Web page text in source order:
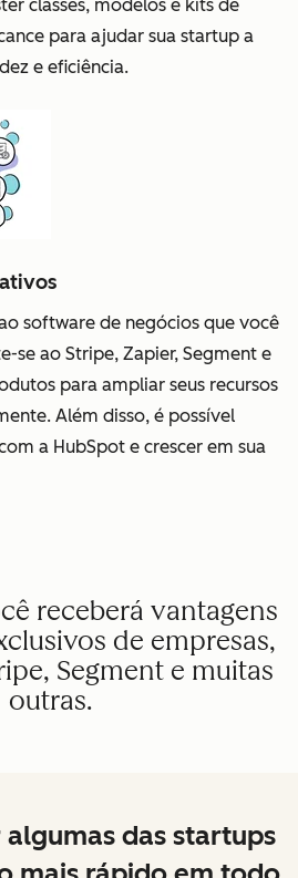
classes, modelos e kits de
para ajudar sua startup a
e eficiência.
software de negócios que você
se ao Stripe, Zapier, Segment e
para ampliar seus recursos
Além disso, é possível
a HubSpot e crescer em sua
receberá vantagens
de empresas,
Segment e muitas
outras.
das startups